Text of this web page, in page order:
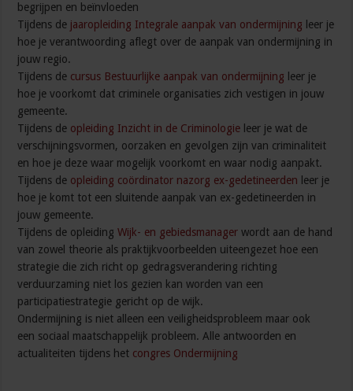
begrijpen en beïnvloeden
Tijdens de jaaropleiding Integrale aanpak van ondermijning leer je
hoe je verantwoording aflegt over de aanpak van ondermijning in
jouw regio.
Tijdens de cursus Bestuurlijke aanpak van ondermijning leer je
hoe je voorkomt dat criminele organisaties zich vestigen in jouw
gemeente.
Tijdens de opleiding Inzicht in de Criminologie leer je wat de
verschijningsvormen, oorzaken en gevolgen zijn van criminaliteit
en hoe je deze waar mogelijk voorkomt en waar nodig aanpakt.
Tijdens de opleiding coördinator nazorg ex-gedetineerden leer je
hoe je komt tot een sluitende aanpak van ex-gedetineerden in
jouw gemeente.
Tijdens de opleidingWijk- en gebiedsmanager wordt aan de hand
van zowel theorie als praktijkvoorbeelden uiteengezet hoe een
strategie die zich richt op gedragsverandering richting
verduurzaming niet los gezien kan worden van een
participatiestrategie gericht op de wijk.
Ondermijning is niet alleen een veiligheidsprobleem maar ook
een sociaal maatschappelijk probleem. Alle antwoorden en
actualiteiten tijdens het congres Ondermijning